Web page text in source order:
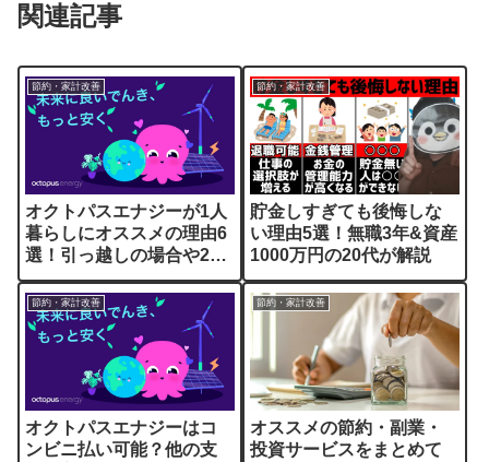
関連記事
節約・家計改善
オクトパスエナジーが1人
暮らしにオススメの理由6
選！引っ越しの場合や2人
暮らしも解説
節約・家計改善
貯金しすぎても後悔しな
い理由5選！無職3年&資産
1000万円の20代が解説
節約・家計改善
オクトパスエナジーはコ
ンビニ払い可能？他の支
節約・家計改善
オススメの節約・副業・
投資サービスをまとめて